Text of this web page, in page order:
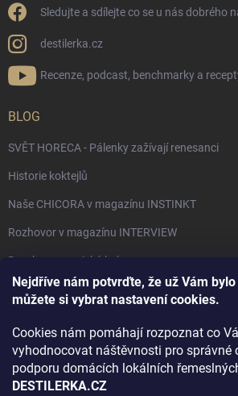
Nejdříve nám potvrďte, že už Vám
můžete si vybrat nastavení cookies.
Cookies nám pomáhají rozpoznat co
vyhodnocovat náštěvnosti pro správné
podporu domácích lokálních
DESTILERKA.CZ
Sledujte a sdílejte co se u nás dobrého
destilerka.cz
Recenze, podcast, benchmarky a
BLOG
SVĚT HORECA - Pálenky zažívají renesanci
Historie koktejlů
Naše CHICORA v magazínu INSTINKT
Rozhovor v magazínu INTERVIEW
Bourbon, americká krása.
Napsali v TÝDNU o naší práci
Rozhovor s DESTILERKA.CZ v magazínu
Jak vybrat dárek na Vánoce